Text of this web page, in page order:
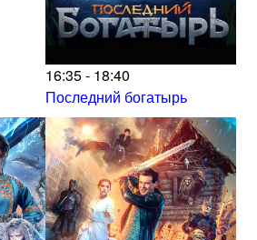
16:35 - 18:40
Последний богатырь